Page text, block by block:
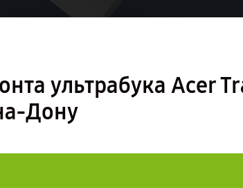
ультрабука Acer
Дону